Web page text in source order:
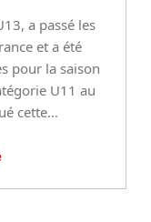
a passé les
et a été
pour la saison
U11 au
cette…